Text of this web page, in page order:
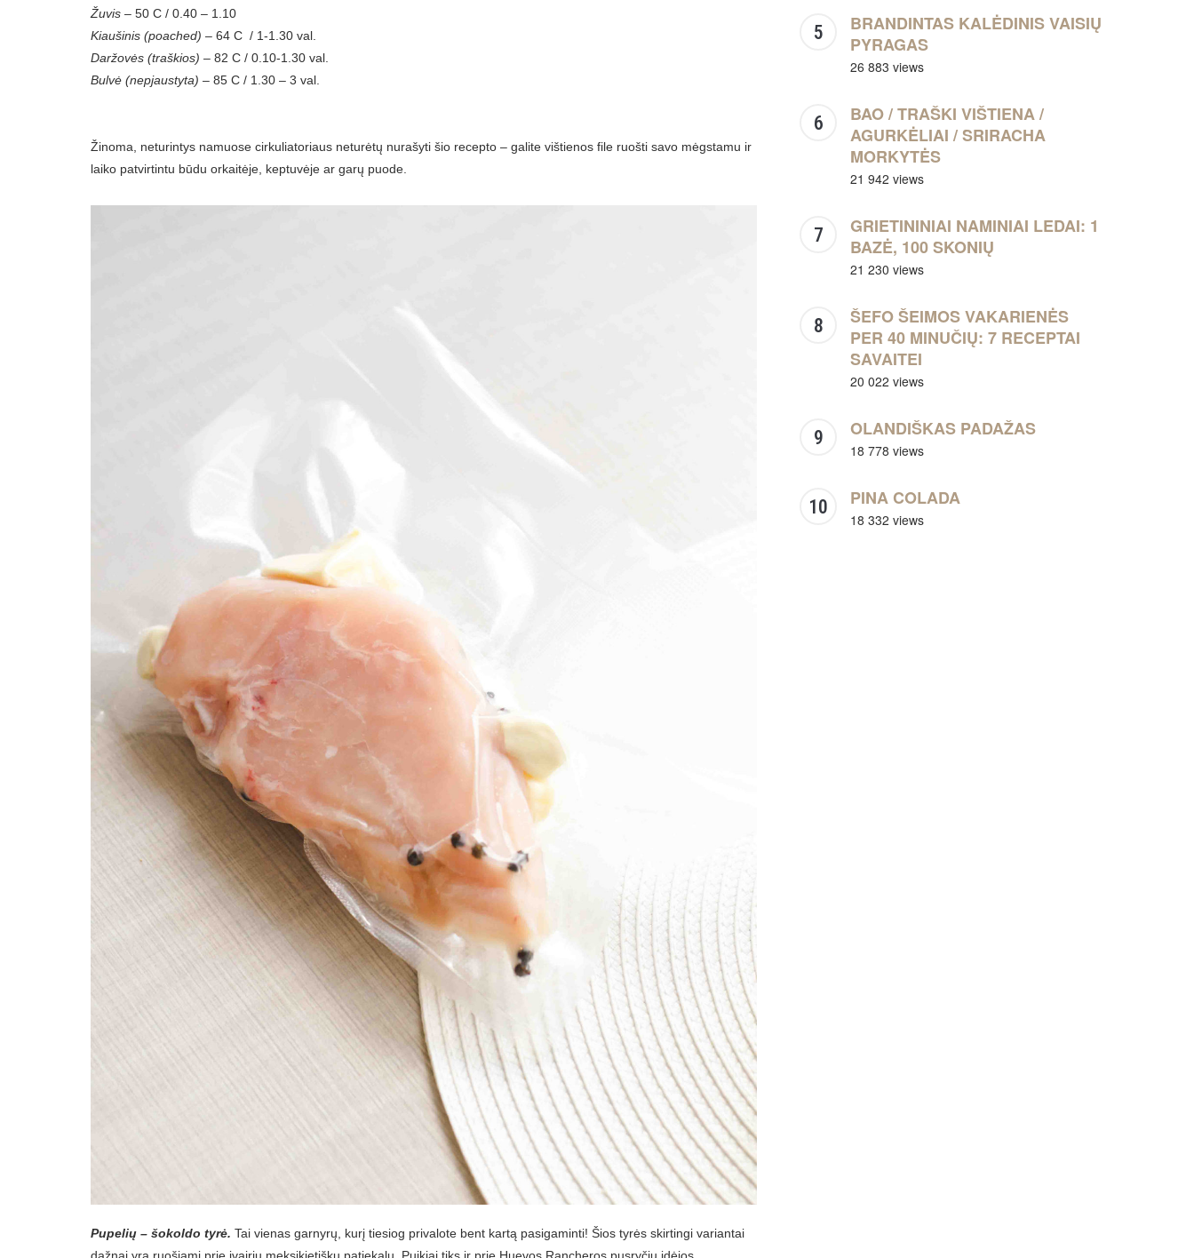
Žuvis – 50 C / 0.40 – 1.10
Kiaušinis (poached) – 64 C / 1-1.30 val.
Daržovės (traškios) – 82 C / 0.10-1.30 val.
Bulvė (nepjaustyta) – 85 C / 1.30 – 3 val.
Žinoma, neturintys namuose cirkuliatoriaus neturėtų nurašyti šio recepto – galite vištienos file ruošti savo mėgstamu ir
laiko patvirtintu būdu orkaitėje, keptuvėje ar garų puode.
Pupelių – šokoldo tyrė. Tai vienas garnyrų, kurį tiesiog privalote bent kartą pasigaminti! Šios tyrės skirtingi variantai
BRANDINTAS KALĖDINIS VAISIŲ
PYRAGAS
26 883 views
BAO / TRAŠKI VIŠTIENA /
AGURKĖLIAI / SRIRACHA
MORKYTĖS
21 942 views
GRIETININIAI NAMINIAI LEDAI: 1
BAZĖ, 100 SKONIŲ
21 230 views
ŠEFO ŠEIMOS VAKARIENĖS
PER 40 MINUČIŲ: 7 RECEPTAI
SAVAITEI
20 022 views
OLANDIŠKAS PADAŽAS
18 778 views
PINA COLADA
18 332 views